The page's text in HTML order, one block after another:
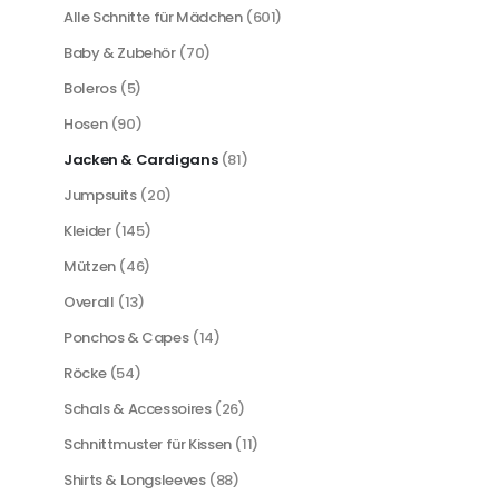
Alle Schnitte für Mädchen (601)
Baby & Zubehör (70)
Boleros (5)
Hosen (90)
Jacken & Cardigans (81)
Jumpsuits (20)
Kleider (145)
Mützen (46)
Overall (13)
Ponchos & Capes (14)
Röcke (54)
Schals & Accessoires (26)
Schnittmuster für Kissen (11)
Shirts & Longsleeves (88)